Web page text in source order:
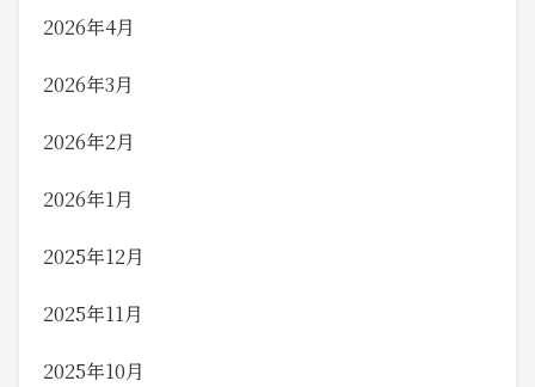
2026年4月
2026年3月
2026年2月
2026年1月
2025年12月
2025年11月
2025年10月